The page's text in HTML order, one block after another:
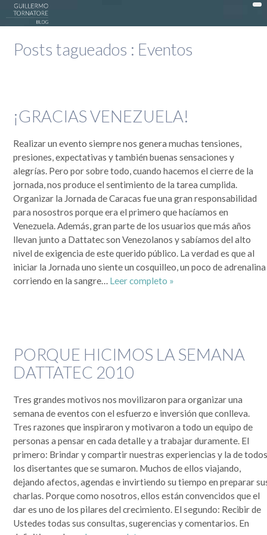
EXPERIENCIAS >
OPINIÓN >
SOCIEDAD >
MI HISTORIA
Guillermo Tornatore
Nací un 30 de octubre de 1966 cuando este mundo era muy distinto. Dependiendo desde el lado
que se lo mire, era un mundo más sencillo y más redondo, donde todo quedaba lejos y la demora en
la llegada de la información era grande. Por si fuera poco, hasta mis...
Posts tagueados : Eventos
¡GRACIAS VENEZUELA!
Realizar un evento siempre nos genera muchas tensiones,
presiones, expectativas y también buenas sensaciones y
alegrías. Pero por sobre todo, cuando hacemos el cierre de la
jornada, nos produce el sentimiento de la tarea cumplida.
Organizar la Jornada de Caracas fue una gran responsabilidad
para nosostros porque era el primero que hacíamos en
Venezuela. Además, gran parte de los usuarios que más años
llevan junto a Dattatec son Venezolanos y sabíamos del alto
nivel de exigencia de este querido público. La verdad es que al
iniciar la Jornada uno siente un cosquilleo, un poco de adrenalina
corriendo en la sangre… Leer completo »
PORQUE HICIMOS LA SEMANA
DATTATEC 2010
Tres grandes motivos nos movilizaron para organizar una
semana de eventos con el esfuerzo e inversión que conlleva.
Tres razones que inspiraron y motivaron a todo un equipo de
personas a pensar en cada detalle y a trabajar duramente. El
primero: Brindar y compartir nuestras experiencias y la de
los disertantes que se sumaron. Muchos de ellos viajando,
dejando afectos, agendas e invirtiendo su tiempo en preparar
charlas. Porque como nosotros, ellos están convencidos que el
dar es uno de los pilares del crecimiento. El segundo: Recibir de
Ustedes todas sus consultas, sugerencias y comentarios. En